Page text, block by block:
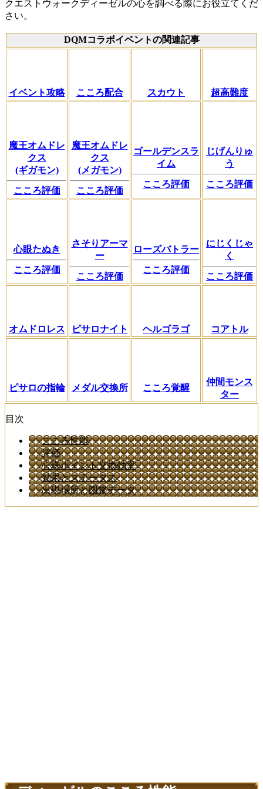
クエストウォークディーゼルの心を調べる際にお役立てくだ
さい。
DQMコラボイベントの関連記事
イベント攻略 こころ配合 スカウト 超高難度
魔王オムドレ
クス
(ギガモン)
こころ評価
魔王オムドレ
クス
(メガモン)
こころ評価
ゴールデンスラ
イム
こころ評価
じげんりゅ
う
こころ評価
心眼たぬき
こころ評価
さそりアーマ
ー
こころ評価
ローズバトラー
こころ評価
にじくじゃ
く
こころ評価
オムドロレス ピサロナイト ヘルゴラゴ コアトル
ピサロの指輪 メダル交換所 こころ覚醒
仲間モンス
ター
目次
こころ性能
評価
心珠ポイント交換効率
効果とステータス
出現場所と図鑑データ